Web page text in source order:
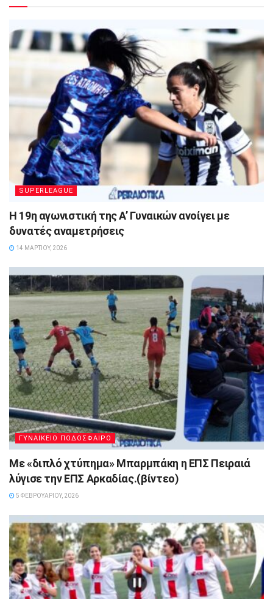
SUPERLEAGUE
Η 19η αγωνιστική της Α’ Γυναικών ανοίγει με
δυνατές αναμετρήσεις
14 ΜΑΡΤΊΟΥ, 2026
ΓΥΝΑΙΚΕΙΟ ΠΟΔΟΣΦΑΙΡΟ
Με «διπλό χτύπημα» Μπαρμπάκη η ΕΠΣ Πειραιά
λύγισε την ΕΠΣ Αρκαδίας.(βίντεο)
5 ΦΕΒΡΟΥΑΡΊΟΥ, 2026